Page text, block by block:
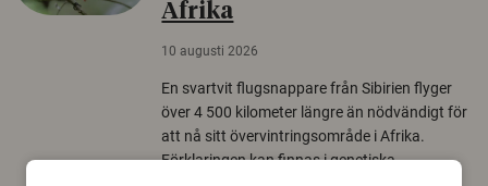
Afrika
10 augusti 2026
En svartvit flugsnappare från Sibirien flyger
över 4 500 kilometer längre än nödvändigt för
att nå sitt övervintringsområde i Afrika.
Förklaringen kan finnas i genetiska